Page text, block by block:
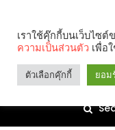
เราใช้คุ๊กกี้บนเว็บไซ
ความเป็นส่วนตัว เพื่อ
ตัวเลือกคุ๊กกี้ ยอม